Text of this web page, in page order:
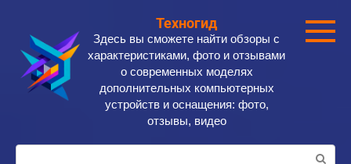
контенту
Техногид
Здесь вы сможете найти обзоры с
характеристиками, фото и отзывами
о современных моделях
дополнительных компьютерных
устройств и оснащения: фото,
отзывы, видео
Поиск: